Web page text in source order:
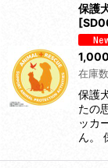
保護
[
1,000
在庫
保護
たの
ッカ
ん。